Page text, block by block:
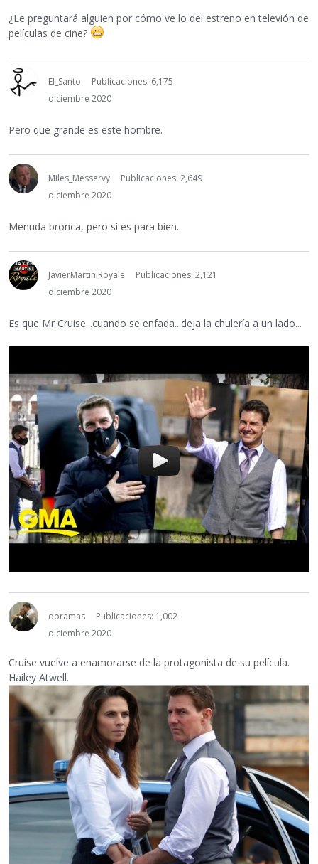
¿Le preguntará alguien por cómo ve lo del estreno en televión de
películas de cine?
El_Santo
Publicaciones: 6,175
diciembre 2020
Pero que grande es este hombre.
Miles_Messervy
Publicaciones: 2,649
diciembre 2020
Menuda bronca, pero si es para bien.
JavierMartiniRoyale
Publicaciones: 2,121
diciembre 2020
Es que Mr Cruise...cuando se enfada...deja la chulería a un lado...
doramas
Publicaciones: 1,002
diciembre 2020
Cruise vuelve a enamorarse de la protagonista de su película.
Hailey Atwell.